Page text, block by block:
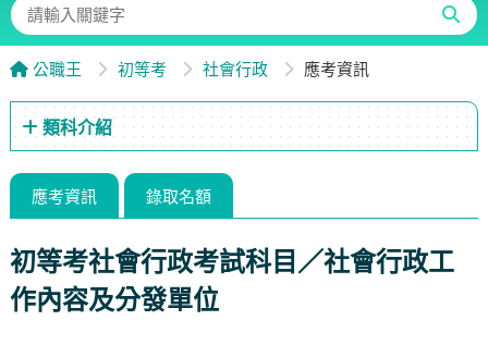
公職王 初等考 社會行政 應考資訊
類科介紹
應考資訊 錄取名額
初等考社會行政考試科目／社會行政工
作內容及分發單位